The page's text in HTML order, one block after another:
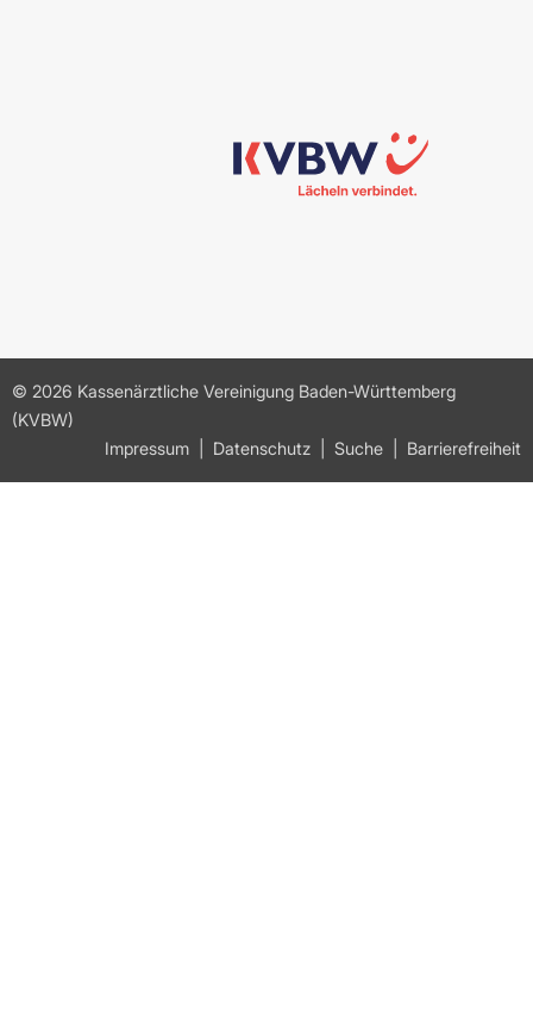
© 2026 Kassenärztliche Vereinigung Baden-Württemberg
(KVBW)
Impressum
Datenschutz Suche Barrierefreiheit